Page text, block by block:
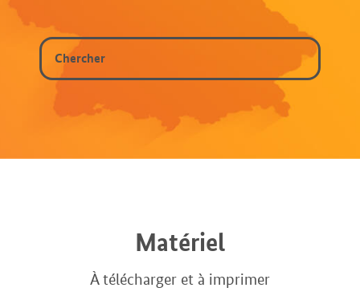
Matériel
À télécharger et à imprimer